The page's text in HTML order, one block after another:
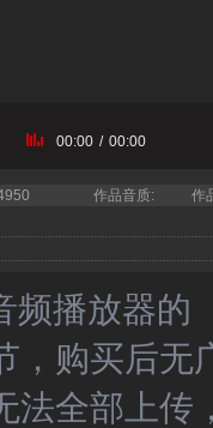
当前曲目：韩
00:00 / 00:00
作品音质: 作
播放器的
，购买后无
法全部上传